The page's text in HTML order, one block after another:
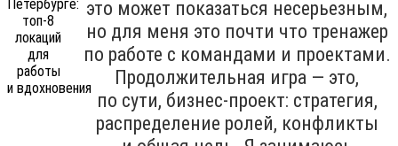
это может показаться несерьезным,
но для меня это почти что тренажер
по работе с командами и проектами.
Продолжительная игра — это,
по сути, бизнес-проект: стратегия,
распределение ролей, конфликты